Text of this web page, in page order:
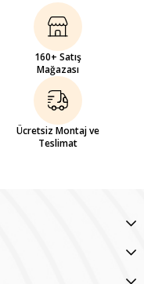
160+ Satış
Mağazası
Ücretsiz Montaj ve
Teslimat